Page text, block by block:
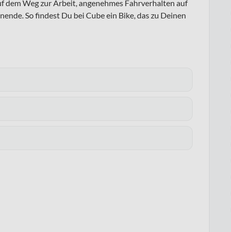
dem Weg zur Arbeit, angenehmes Fahrverhalten auf
So findest Du bei Cube ein Bike, das zu Deinen